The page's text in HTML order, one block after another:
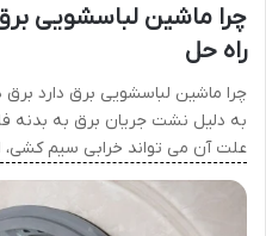
چرا ماشین لباسشویی
راه حل
چرا ماشین لباسشویی برق دارد
به دلیل نشت جریان برق به بدنه
علت آن می تواند خرابی سیم کشی،